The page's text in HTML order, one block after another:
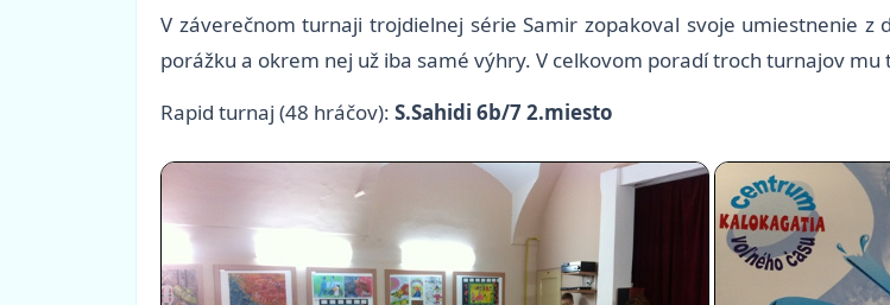
V záverečnom turnaji trojdielnej série Samir zopakoval svoje umiestnenie
porážku a okrem nej už iba samé výhry. V celkovom poradí troch turnajov
Rapid turnaj (48 hráčov): S.Sahidi 6b/7 2.miesto